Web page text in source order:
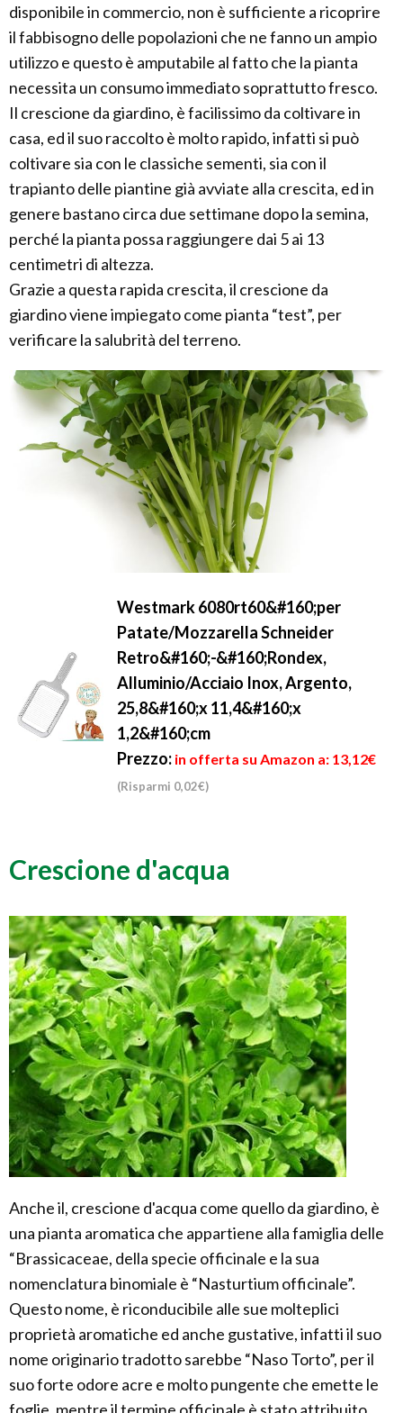
disponibile in commercio, non è sufficiente a ricoprire
il fabbisogno delle popolazioni che ne fanno un ampio
utilizzo e questo è amputabile al fatto che la pianta
necessita un consumo immediato soprattutto fresco.
Il crescione da giardino, è facilissimo da coltivare in
casa, ed il suo raccolto è molto rapido, infatti si può
coltivare sia con le classiche sementi, sia con il
trapianto delle piantine già avviate alla crescita, ed in
genere bastano circa due settimane dopo la semina,
perché la pianta possa raggiungere dai 5 ai 13
centimetri di altezza.
Grazie a questa rapida crescita, il crescione da
giardino viene impiegato come pianta “test”, per
verificare la salubrità del terreno.
Westmark 6080rt60&#160;per
Patate/Mozzarella Schneider
Retro&#160;-&#160;Rondex,
Alluminio/Acciaio Inox, Argento,
25,8&#160;x 11,4&#160;x
1,2&#160;cm
Prezzo: in offerta su Amazon a: 13,12€
(Risparmi 0,02€)
Crescione d'acqua
Anche il, crescione d'acqua come quello da giardino, è
una pianta aromatica che appartiene alla famiglia delle
“Brassicaceae, della specie officinale e la sua
nomenclatura binomiale è “Nasturtium officinale”.
Questo nome, è riconducibile alle sue molteplici
proprietà aromatiche ed anche gustative, infatti il suo
nome originario tradotto sarebbe “Naso Torto”, per il
suo forte odore acre e molto pungente che emette le